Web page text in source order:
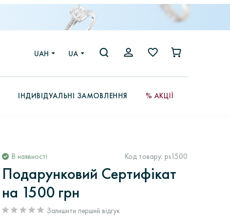
UAH UA
ІНДИВІДУАЛЬНІ ЗАМОВЛЕННЯ % АКЦІЇ
В наявності Код товару: ps1500
Подарунковий Сертифікат
на 1500 грн
Залишити перший відгук